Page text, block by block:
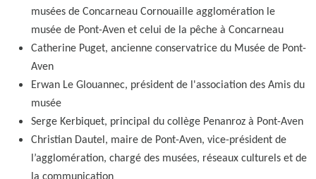
musées de Concarneau Cornouaille agglomération le
musée de Pont-Aven et celui de la pêche à Concarneau
Catherine Puget, ancienne conservatrice du Musée de Pont-
Aven
Erwan Le Glouannec, président de l'association des Amis du
musée
Serge Kerbiquet, principal du collège Penanroz à Pont-Aven
Christian Dautel, maire de Pont-Aven, vice-président de
l’agglomération, chargé des musées, réseaux culturels et de